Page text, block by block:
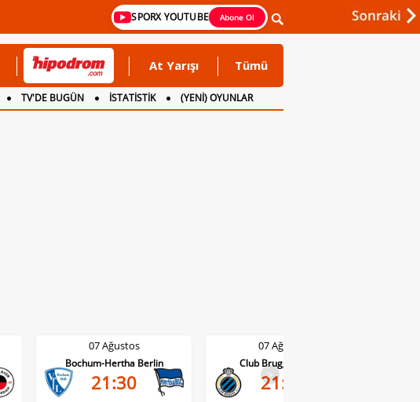
SPORX YOUTUBE Abone Ol
At Yarışı Tümü
TV'DE BUGÜN İSTATİSTİK
(YENİ) OYUNLAR
07 Ağustos
Club Brugge-Kortrijk
21:45
07 Ağustos
Altach-WSG Tirol
20:30
>